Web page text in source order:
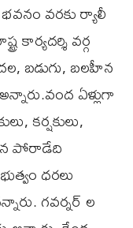
వరకు ర్యాలీ
కార్యదర్శి వర్గ
బడుగు, బలహీన
ఏళ్లుగా
కర్షకులు,
పోరాడేది
ధరలు
గవర్నర్ ల